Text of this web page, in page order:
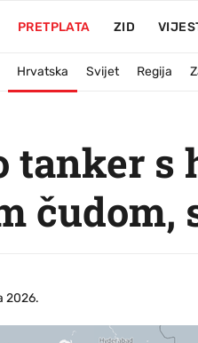
PRETPLATA ZID
Hrvatska Svijet Regija
tanker s
čudom,
2026.